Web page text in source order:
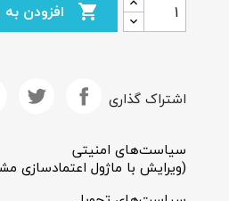

اشتراک گذاری
سیاست‌های امنیتی
(ویرایش با ماژول اعتمادسازی